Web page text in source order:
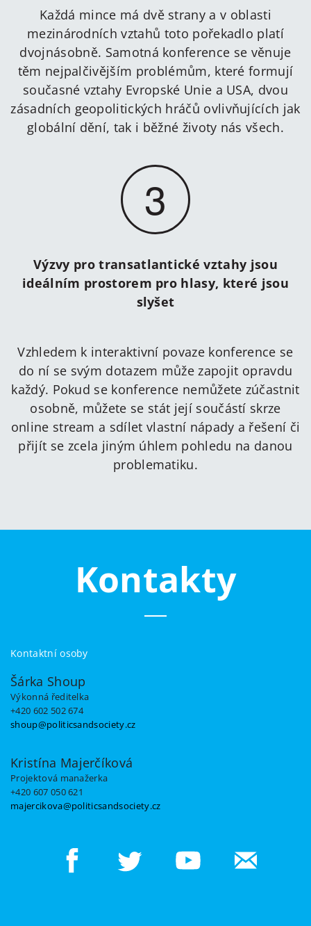
Každá mince má dvě strany a v oblasti
mezinárodních vztahů toto pořekadlo platí
dvojnásobně. Samotná konference se věnuje
těm nejpalčivějším problémům, které formují
současné vztahy Evropské Unie a USA, dvou
zásadních geopolitických hráčů ovlivňujících jak
globální dění, tak i běžné životy nás všech.
3
Výzvy pro transatlantické vztahy jsou
ideálním prostorem pro hlasy, které jsou
slyšet
Vzhledem k interaktivní povaze konference se
do ní se svým dotazem může zapojit opravdu
každý. Pokud se konference nemůžete zúčastnit
osobně, můžete se stát její součástí skrze
online stream a sdílet vlastní nápady a řešení či
přijít se zcela jiným úhlem pohledu na danou
problematiku.
Kontakty
Kontaktní osoby
Šárka Shoup
Výkonná ředitelka
+420 602 502 674
shoup@politicsandsociety.cz
Kristína Majerčíková
Projektová manažerka
+420 607 050 621
majercikova@politicsandsociety.cz